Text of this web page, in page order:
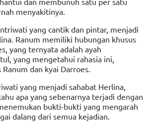
menyakitinya.
yang cantik dan pintar, menjadi
Ranum memiliki hubungan khusus
yang ternyata adalah ayah
yang mengetahui rahasia ini,
dan kyai Darroes.
yang menjadi sahabat Herlina,
apa yang sebenarnya terjadi dengan
bukti-bukti yang mengarah
dalang dari semua kejadian.